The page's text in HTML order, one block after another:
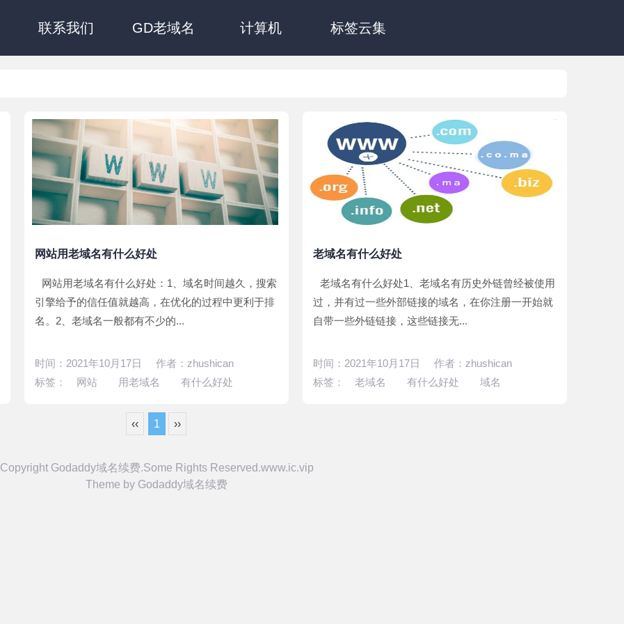
联系我们 GD老域名 计算机 标签云集
网站用老域名有什么好处
网站用老域名有什么好处：1、域名时间越久，搜索
引擎给予的信任值就越高，在优化的过程中更利于排
名。2、老域名一般都有不少的...
时间：2021年10月17日 作者：zhushican
标签：
网站 用老域名 有什么好处
老域名有什么好处
老域名有什么好处1、老域名有历史外链曾经被使用
过，并有过一些外部链接的域名，在你注册一开始就
自带一些外链链接，这些链接无...
时间：2021年10月17日 作者：zhushican
标签：
老域名 有什么好处 域名
‹‹ 1 ››
Copyright Godaddy域名续费.Some Rights Reserved.www.ic.vip
Theme by Godaddy域名续费